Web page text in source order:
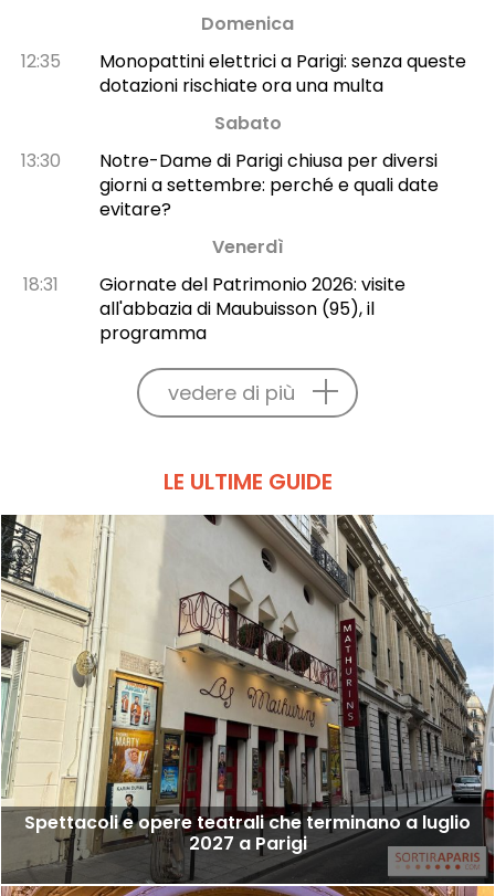
Domenica
12:35
Monopattini elettrici a Parigi: senza queste
dotazioni rischiate ora una multa
Sabato
13:30
Notre-Dame di Parigi chiusa per diversi
giorni a settembre: perché e quali date
evitare?
Venerdì
18:31
Giornate del Patrimonio 2026: visite
all'abbazia di Maubuisson (95), il
programma
vedere di più
LE ULTIME GUIDE
Spettacoli e opere teatrali che terminano a luglio
2027 a Parigi